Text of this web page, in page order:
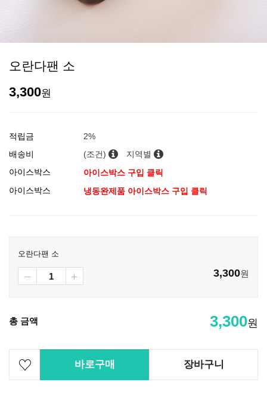
오란다팬 소
3,300원
적립금
2%
배송비
(조건)
지역별
아이스박스
아이스박스 구입 클릭
아이스박스
냉동완제품 아이스박스 구입 클릭
오란다팬 소
3,300원
총 금액 3,300원
바로구매 장바구니